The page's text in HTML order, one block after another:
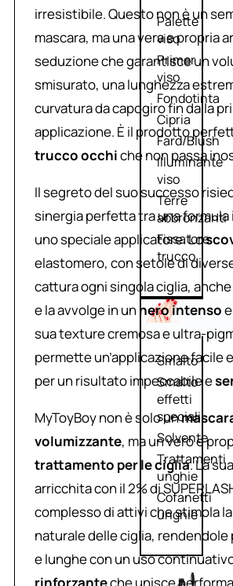
Palette
viso
Primer
viso
Fondotinta
Cipria
Fard/Blush
Illuminante
viso
Terre
abbronzanti
Fissatore
trucco
Smalto
Smalto
effetti
speciali
Solvente
Trattamenti
unghie
Cofanetti
unghie
irresistibile. Questo non è un
mascara, ma una vera e propria
seduzione che garantisce un
smisurato, una lunghezza
curvatura da capogiro fin dalla
applicazione. È il prodotto
trucco occhiche non passa
Il segreto del suo successo
sinergia perfetta tra una formula
uno speciale applicatore. Lo
elastomero, con setole di
cattura ogni singola ciglia,
e la avvolge in un nero intenso
sua texture cremosa e ultra-
permette un’applicazione facile
per un risultato impeccabile e
MyToyBoy non è solo un
volumizzante, ma un vero e
trattamento per le ciglia. La
arricchita con il 2% di
complesso di attivi che stimola
naturale delle ciglia,
e lunghe con un uso
rinforzanteche unisce